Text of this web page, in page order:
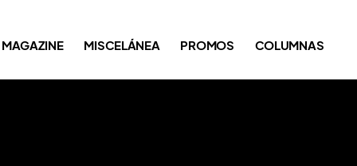
MAGAZINE MISCELÁNEA PROMOS COLUMNAS